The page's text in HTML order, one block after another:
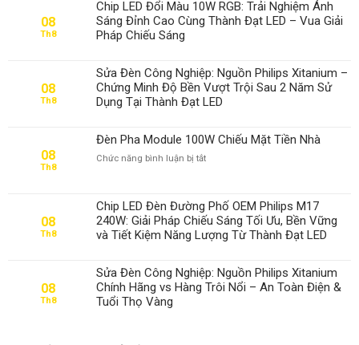
08
Th8
Chip LED Đổi Màu 10W RGB: Trải Nghiệm Ánh
Sáng Đỉnh Cao Cùng Thành Đạt LED – Vua Giải
Pháp Chiếu Sáng
08
Th8
Sửa Đèn Công Nghiệp: Nguồn Philips Xitanium –
Chứng Minh Độ Bền Vượt Trội Sau 2 Năm Sử
Dụng Tại Thành Đạt LED
08
Th8
Đèn Pha Module 100W Chiếu Mặt Tiền Nhà
Chức năng bình luận bị tắtở
Module
100W
Chiếu
Mặt
Nhà
08
Th8
Chip LED Đèn Đường Phố OEM Philips M17
240W: Giải Pháp Chiếu Sáng Tối Ưu, Bền Vững
và Tiết Kiệm Năng Lượng Từ Thành Đạt LED
08
Th8
Sửa Đèn Công Nghiệp: Nguồn Philips Xitanium
Chính Hãng vs Hàng Trôi Nổi – An Toàn Điện &
Tuổi Thọ Vàng